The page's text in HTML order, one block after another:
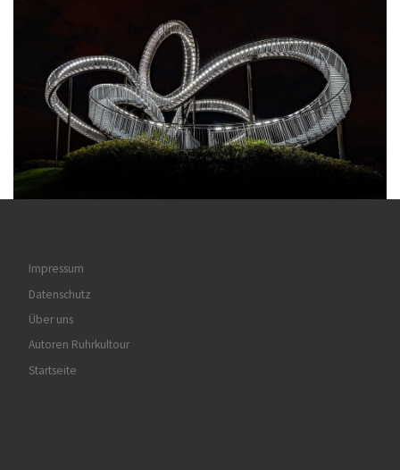
Impressum
Datenschutz
Über uns
Autoren Ruhrkultour
Startseite